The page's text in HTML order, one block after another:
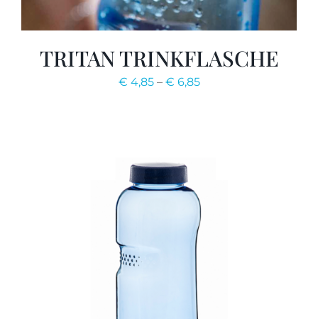
TRITAN TRINKFLASCHE
€ 4,85– € 6,85